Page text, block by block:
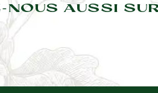
NOUS AUSSI